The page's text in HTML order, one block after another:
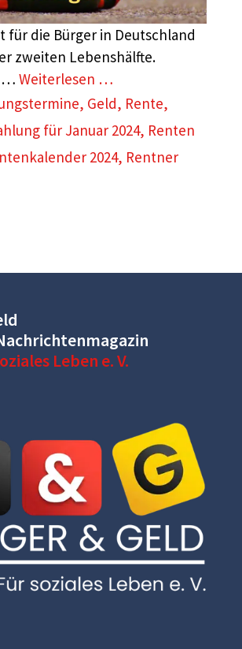
für die Bürger in Deutschland
zweiten Lebenshälfte.
… Weiterlesen …
, Geld, Rente,
für Januar 2024, Renten
2024, Rentner
Leben e. V.